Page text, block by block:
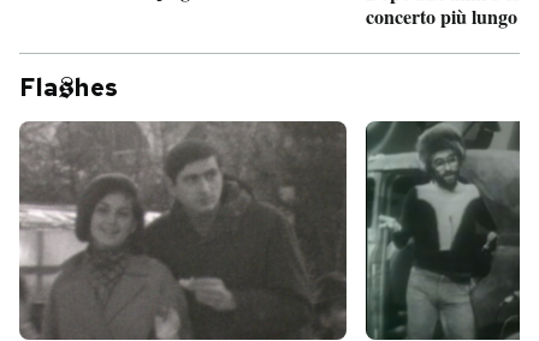
concerto più lungo
Fla hes